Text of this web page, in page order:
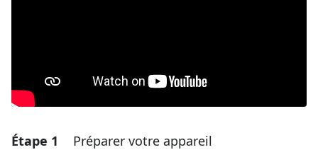
Étape 1 Préparer votre appareil